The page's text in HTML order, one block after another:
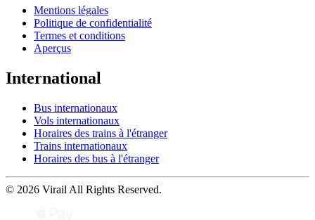
Mentions légales
Politique de confidentialité
Termes et conditions
Aperçus
International
Bus internationaux
Vols internationaux
Horaires des trains à l'étranger
Trains internationaux
Horaires des bus à l'étranger
© 2026 Virail All Rights Reserved.